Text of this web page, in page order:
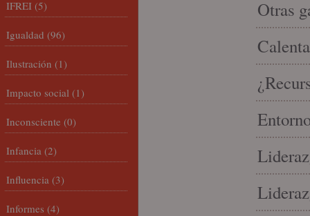
Otras
IFREI (5)
Igualdad (96)
Ilustración (1)
Impacto social (1)
Inconsciente (0)
Infancia (2)
Influencia (3)
Informes (4)